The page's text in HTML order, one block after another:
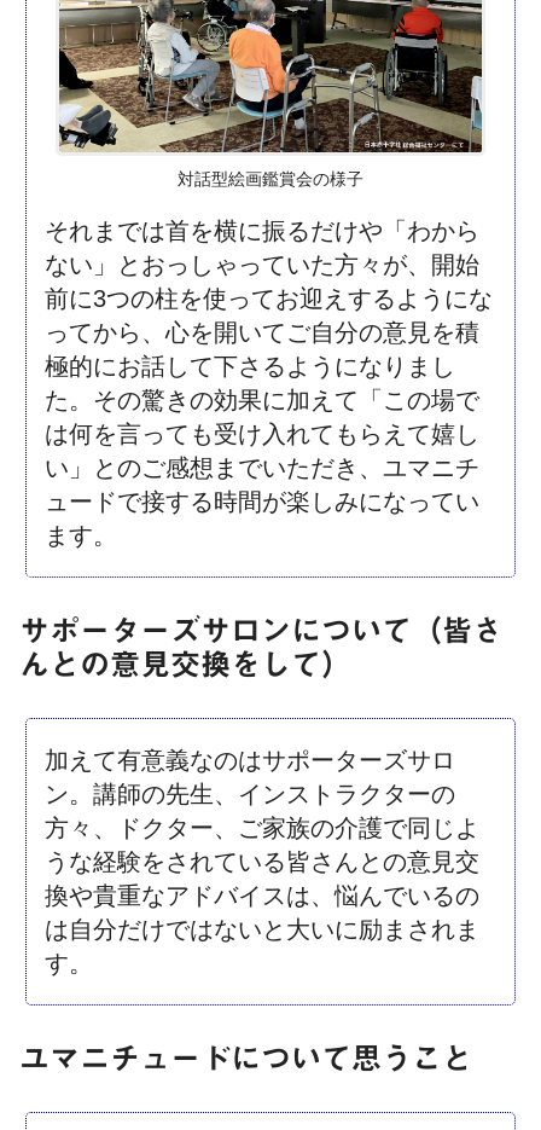
対話型絵画鑑賞会の様子
それまでは首を横に振るだけや「わから
ない」とおっしゃっていた方々が、開始
前に3つの柱を使ってお迎えするようにな
ってから、心を開いてご自分の意見を積
極的にお話して下さるようになりまし
た。その驚きの効果に加えて「この場で
は何を言っても受け入れてもらえて嬉し
い」とのご感想までいただき、ユマニチ
ュードで接する時間が楽しみになってい
ます。
サポーターズサロンについて（皆さ
んとの意見交換をして）
加えて有意義なのはサポーターズサロ
ン。講師の先生、インストラクターの
方々、ドクター、ご家族の介護で同じよ
うな経験をされている皆さんとの意見交
換や貴重なアドバイスは、悩んでいるの
は自分だけではないと大いに励まされま
す。
ユマニチュードについて思うこと